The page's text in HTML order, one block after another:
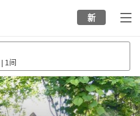
新
1间